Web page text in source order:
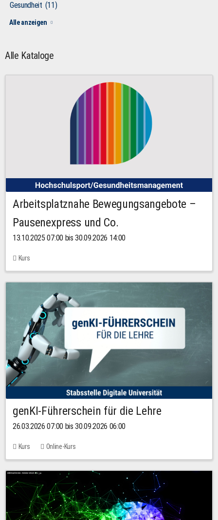
Gesundheit (11)
Alle anzeigen
Alle Kataloge
Arbeitsplatznahe Bewegungsangebote –
Pausenexpress und Co.
13.10.2025 07:00 bis 30.09.2026 14:00
Kurs
genKI-Führerschein für die Lehre
26.03.2026 07:00 bis 30.09.2026 06:00
Kurs Online-Kurs